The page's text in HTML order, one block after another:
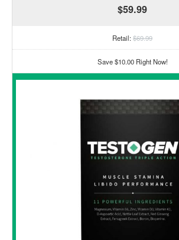
$59.99
Retail:$69.99
Save $10.00 Right Now!